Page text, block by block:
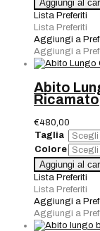
C/
Spolverino
quantità
Aggiungi al
Lista Preferiti
Lista Preferiti
Aggiungi a
Aggiungi a
Abito
Ricamato
€480,00
Taglia
Colore
Abito
Lungo
Georgette
Corpetto
Ricamato
quantità
Aggiungi al
Lista Preferiti
Lista Preferiti
Aggiungi a
Aggiungi a